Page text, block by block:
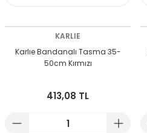
KARLIE
Karlıe Bandanalı Tasma 35-
50cm Kırmızı
413,08 TL